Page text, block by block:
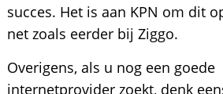
succes. Het is aan KPN om dit
net zoals eerder bij Ziggo.
Overigens, als u nog een goede
internetprovider zoekt, denk